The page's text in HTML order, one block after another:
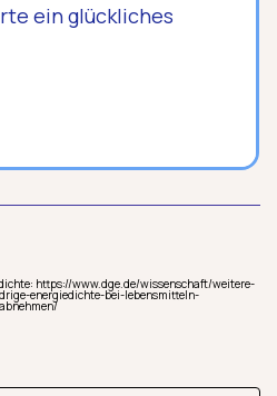
ein glückliches
https://www.dge.de/wissenschaft/weitere-
energiedichte-bei-lebensmitteln-